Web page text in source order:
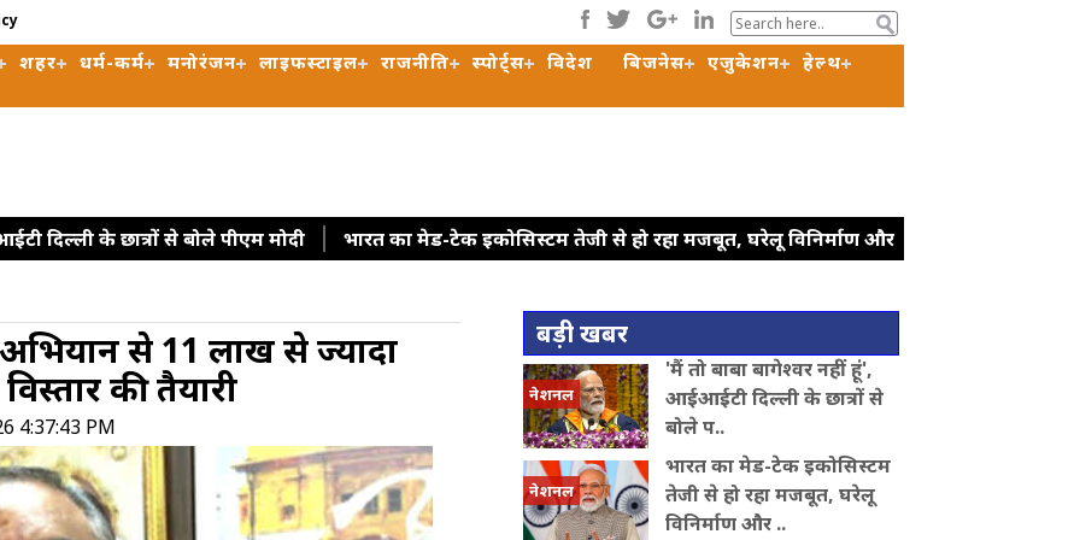
शहर धर्म-कर्म मनोरंजन लाइफस्टाइल राजनीति स्पोर्ट्स विदेश बिजनेस एजुकेशन
हेल्थ
दिल्ली के छात्रों से बोले पीएम मोदी
भारत का मेड-टेक इकोसिस्टम तेजी से हो रहा मजबूत, घरेलू विनिर्माण और
आरक्षण विधेयक का समर्थन करने में कोई दिक्कत नहीं होनी चाहिए : रिजिजू
ट्रंप ने रणनीतिक खनिज
का किया ऐलान, रक्षा सप्लाई चेन मजबूत करने पर जोर
मेरठ में सीएम योगी ने कांवड़ियों पर बरसाए पुष्प,
सरकार की प्राथमिकता
प्रवासी संघर्ष के बीच स्पेन ने इटली से आने वाले लोगों पर अस्थायी बॉर्डर चेकिंग लागू करने
बीच न्यूजीलैंड ने रूस समर्थक 33 लोगों और कंपनियों पर लगाए प्रतिबंध
अभियान से 11 लाख से ज्यादा
की तैयारी
4:37:43 PM
बड़ी खबर
नेशनल
'मैं तो बाबा बागेश्वर नहीं हूं',
आईआईटी दिल्ली के छात्रों से
बोले प..
नेशनल
भारत का मेड-टेक इकोसिस्टम
तेजी से हो रहा मजबूत, घरेलू
विनिर्माण और ..